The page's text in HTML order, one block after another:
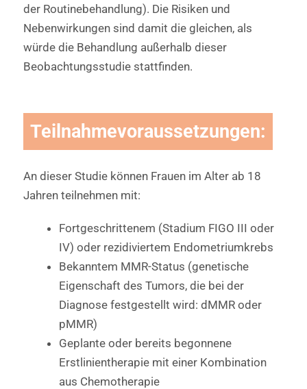
der Routinebehandlung). Die Risiken und
Nebenwirkungen sind damit die gleichen, als
würde die Behandlung außerhalb dieser
Beobachtungsstudie stattfinden.
Teilnahmevoraussetzungen:
An dieser Studie können Frauen im Alter ab 18
Jahren teilnehmen mit:
Fortgeschrittenem (Stadium FIGO III oder
IV) oder rezidiviertem Endometriumkrebs
Bekanntem MMR-Status (genetische
Eigenschaft des Tumors, die bei der
Diagnose festgestellt wird: dMMR oder
pMMR)
Geplante oder bereits begonnene
Erstlinientherapie mit einer Kombination
aus Chemotherapie